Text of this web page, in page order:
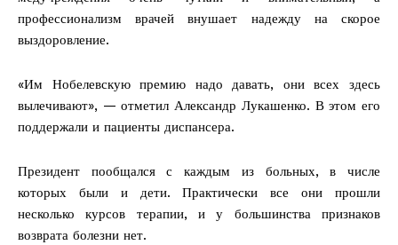
профессионализм врачей внушает надежду на скорое
выздоровление.
«Им Нобелевскую премию надо давать, они всех здесь
вылечивают», — отметил Александр Лукашенко. В этом его
поддержали и пациенты диспансера.
Президент пообщался с каждым из больных, в числе
которых были и дети. Практически все они прошли
несколько курсов терапии, и у большинства признаков
возврата болезни нет.